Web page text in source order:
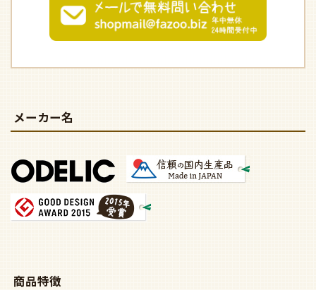
メーカー名
商品特徴